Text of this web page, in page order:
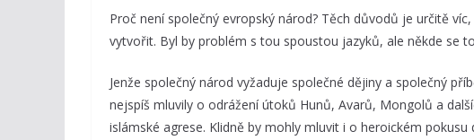
Proč není společný evropský národ? Těch důvodů je určitě
vytvořit. Byl by problém s tou spoustou jazyků, ale někde se
Jenže společný národ vyžaduje společné dějiny a společný
nejspíš mluvily o odrážení útoků Hunů, Avarů, Mongolů a
islámské agrese. Klidně by mohly mluvit i o heroickém